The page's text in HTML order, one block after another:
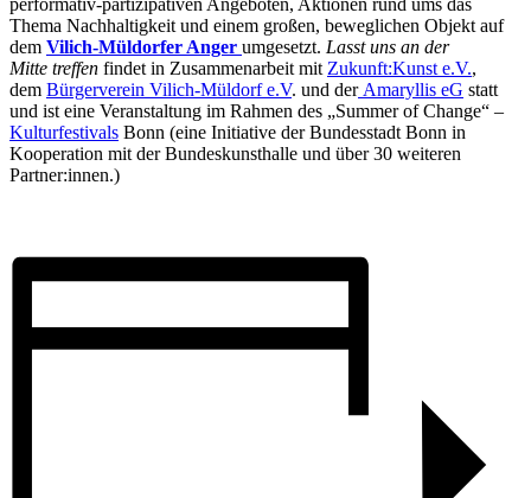
Thema Nachhaltigkeit und einem großen, beweglichen Objekt auf
dem Vilich-Müldorfer Anger umgesetzt. Lasst uns an der
Mitte treffen findet in Zusammenarbeit mit Zukunft:Kunst e.V.,
dem Bürgerverein Vilich-Müldorf e.V. und derAmaryllis eG statt
und ist eine Veranstaltung im Rahmen des „Summer of Change“ –
Kulturfestivals Bonn (eine Initiative der Bundesstadt Bonn in
Kooperation mit der Bundeskunsthalle und über 30 weiteren
Partner:innen.)